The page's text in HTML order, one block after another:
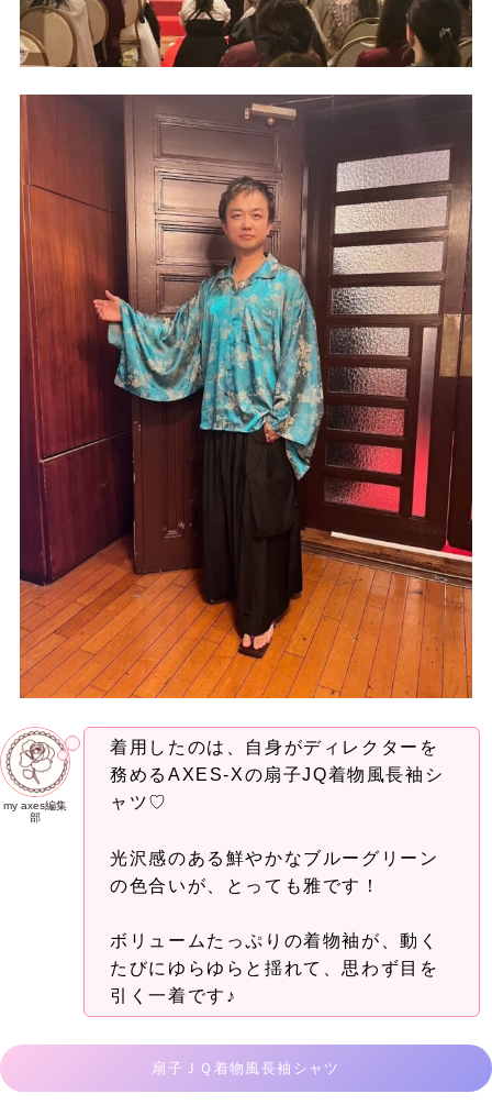
my axes編集
部
着用したのは、自身がディレクターを
務めるAXES-Xの扇子JQ着物風長袖シ
ャツ♡
光沢感のある鮮やかなブルーグリーン
の色合いが、とっても雅です！
ボリュームたっぷりの着物袖が、動く
たびにゆらゆらと揺れて、思わず目を
引く一着です♪
扇子ＪＱ着物風長袖シャツ